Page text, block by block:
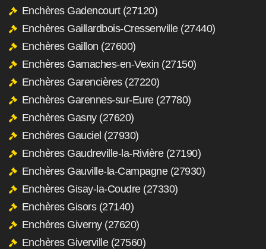
Enchères Gadencourt (27120)
Enchères Gaillardbois-Cressenville (27440)
Enchères Gaillon (27600)
Enchères Gamaches-en-Vexin (27150)
Enchères Garencières (27220)
Enchères Garennes-sur-Eure (27780)
Enchères Gasny (27620)
Enchères Gauciel (27930)
Enchères Gaudreville-la-Rivière (27190)
Enchères Gauville-la-Campagne (27930)
Enchères Gisay-la-Coudre (27330)
Enchères Gisors (27140)
Enchères Giverny (27620)
Enchères Giverville (27560)